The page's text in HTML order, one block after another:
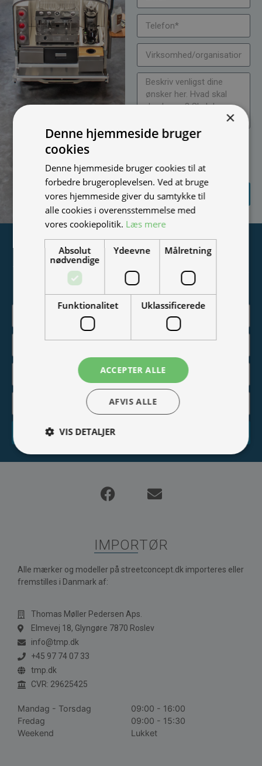
Jeg vil gerne modtage
vi spammer ikke)
SEND
FORESPØRGSEL
Tilmeld nyhedsmail
Vær blandt de første til at modtage info om nye produkter,
tilbud, events og udstillinger.
IMPORTØR
Alle mærker og modeller på streetconcept.dk importeres eller
fremstilles i Danmark af:
Thomas Møller Pedersen Aps.
Elmevej 18, Glyngøre 7870 Roslev
info@tmp.dk
+45 97 74 07 33
tmp.dk
CVR: 29625425
Mandag - Torsdag
09:00 - 16:00
Fredag
09:00 - 15:30
Weekend
Lukket
×
Denne hjemmeside bruger
cookies
Denne hjemmeside bruger cookies til at
forbedre brugeroplevelsen. Ved at bruge
vores hjemmeside giver du samtykke til
alle cookies i overensstemmelse med
vores cookiepolitik. Læs mere
Absolut
nødvendige
Ydeevne Målretning
Funktionalitet Uklassificerede
ACCEPTER ALLE
AFVIS ALLE
VIS DETALJER